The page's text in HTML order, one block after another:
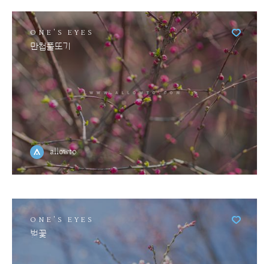
ONE'S EYES
만첩풀또기
allowto
ONE'S EYES
벚꽃